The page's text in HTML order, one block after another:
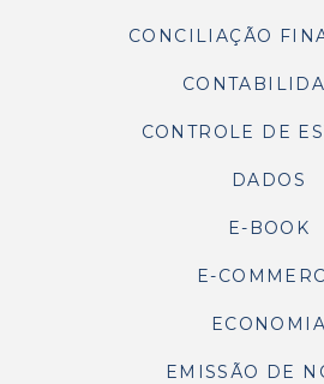
CONCILIAÇÃO
CONTROLE DE
DADOS
E-BOOK
E-
ECONOMIA
EMISSÃO DE